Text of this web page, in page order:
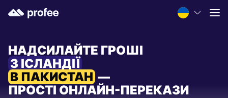
НАДСИЛАЙТЕ ГРОШІ
З ІСЛАНДІЇ
В ПАКИСТАН —
ПРОСТІ ОНЛАЙН-ПЕРЕКАЗИ